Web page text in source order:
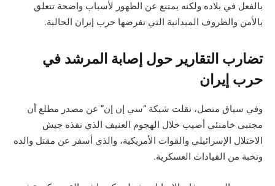
بالفعل في بلاده ولكنه يمتنع عن الظهور لأسباب واضحة تتعلق
بالأمن والظروف الميدانية التي تفرضها حرب إيران الحالية.
تضارب التقارير حول إصابة المرشد في
حرب إيران
وفي سياق متصل، نقلت شبكة “سي إن إن” عن مصدر مطلع أن
مجتبى خامنئي أصيب خلال الهجوم العنيف الذي نفذه جيش
الاحتلال الإسرائيلي والقوات الأمريكية، والذي أسفر عن مقتل والده
ونخبة من القيادات العسكرية.